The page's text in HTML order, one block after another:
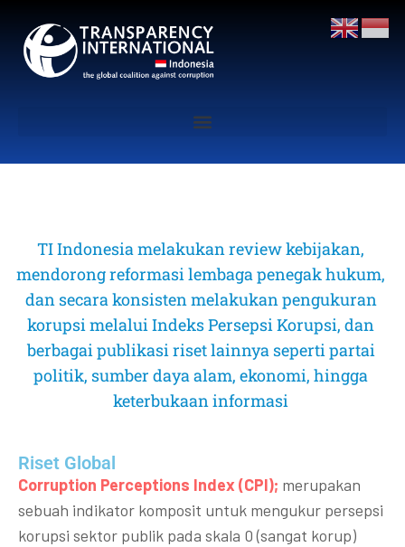
TI Indonesia melakukan review kebijakan,
mendorong reformasi lembaga penegak hukum,
dan secara konsisten melakukan pengukuran
korupsi melalui Indeks Persepsi Korupsi, dan
berbagai publikasi riset lainnya seperti partai
politik, sumber daya alam, ekonomi, hingga
keterbukaan informasi
Riset Global​
Corruption Perceptions Index (CPI); merupakan
sebuah indikator komposit untuk mengukur persepsi
korupsi sektor publik pada skala 0 (sangat korup)